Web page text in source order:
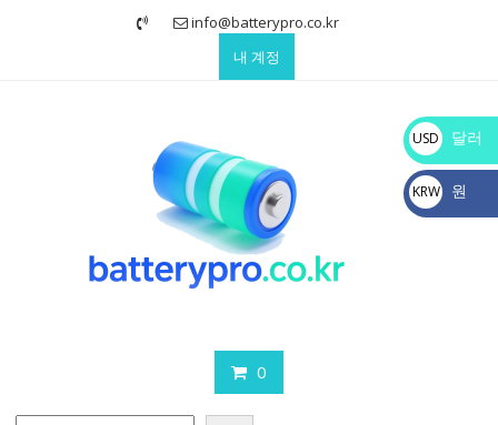
info@batterypro.co.kr
내 계정
0
USD
$
달러
KRW
₩
원